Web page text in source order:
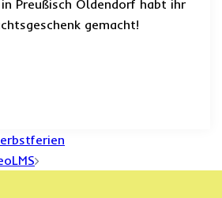
Preußisch Oldendorf habt ihr
gemacht!